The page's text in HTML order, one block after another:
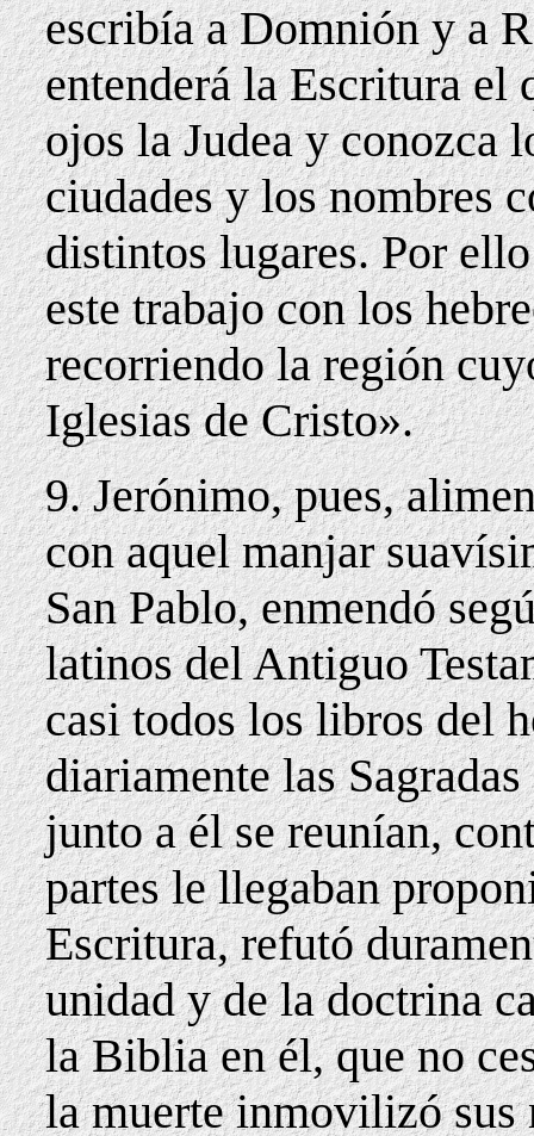
escribía a Domnión y a
entenderá la Escritura el
ojos la Judea y conozca
ciudades y los nombres
distintos lugares. Por
este trabajo con los
recorriendo la región
Iglesias de Cristo».
9. Jerónimo, pues,
con aquel manjar
San Pablo, enmendó
latinos del Antiguo
casi todos los libros del
diariamente las
junto a él se reunían,
partes le llegaban
Escritura, refutó
unidad y de la doctrina
la Biblia en él, que no
la muerte inmovilizó sus